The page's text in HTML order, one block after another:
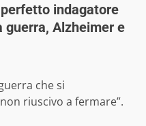
indagatore
guerra, Alzheimer e
che si
riuscivo a fermare”.